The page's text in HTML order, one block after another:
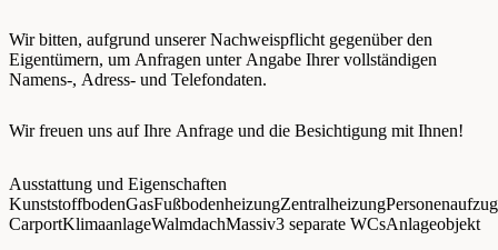
Wir bitten, aufgrund unserer Nachweispflicht gegenüber den
Eigentümern, um Anfragen unter Angabe Ihrer vollständigen
Namens-, Adress- und Telefondaten.
Wir freuen uns auf Ihre Anfrage und die Besichtigung mit Ihnen!
Ausstattung und Eigenschaften
KunststoffbodenGasFußbodenheizungZentralheizungPersonenaufzug
CarportKlimaanlageWalmdachMassiv3 separate WCsAnlageobjekt